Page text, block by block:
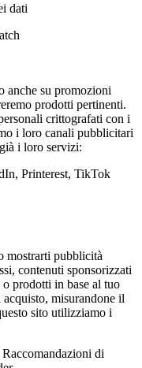
dati
anche su promozioni
prodotti pertinenti.
crittografati con i
i loro canali pubblicitari
i loro servizi:
Printerest, TikTok
mostrarti pubblicità
contenuti sponsorizzati
prodotti in base al tuo
misurandone il
sito utilizziamo i
di